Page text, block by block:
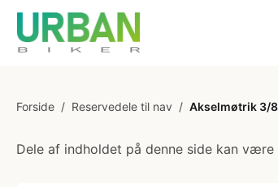
Forside / Reservedele til nav / Akselmøtrik 3/
Dele af indholdet på denne side kan